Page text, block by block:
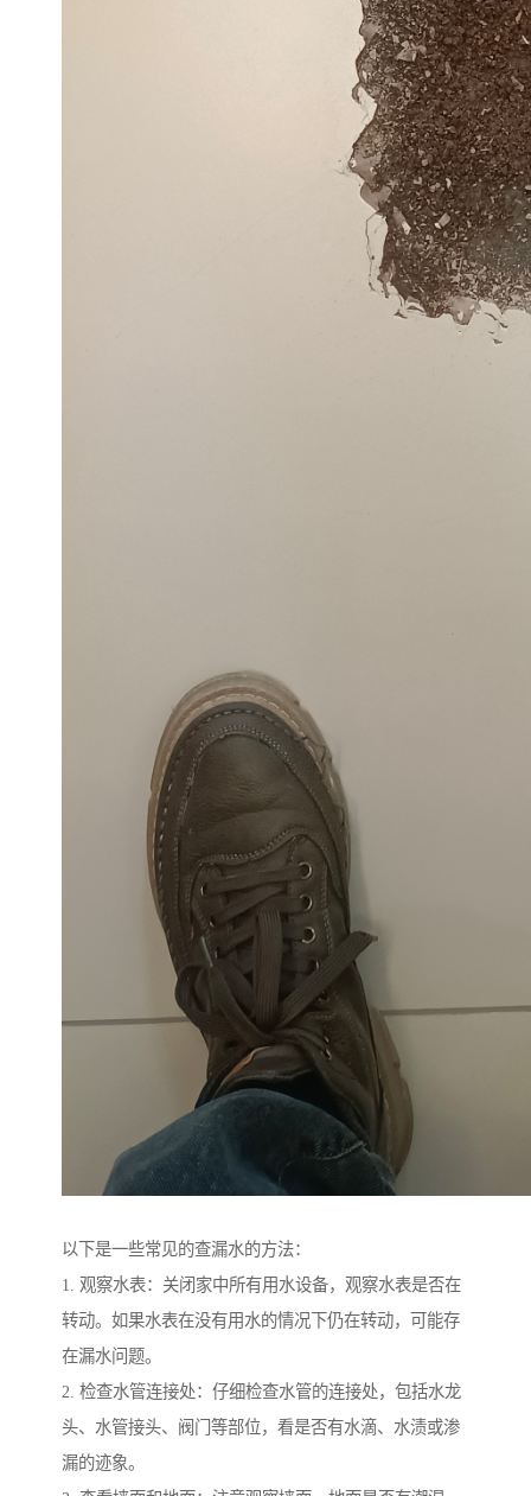
以下是一些常见的查漏水的方法：
1. 观察水表：关闭家中所有用水设备，观察水表是否在
转动。如果水表在没有用水的情况下仍在转动，可能存
在漏水问题。
2. 检查水管连接处：仔细检查水管的连接处，包括水龙
头、水管接头、阀门等部位，看是否有水滴、水渍或渗
漏的迹象。